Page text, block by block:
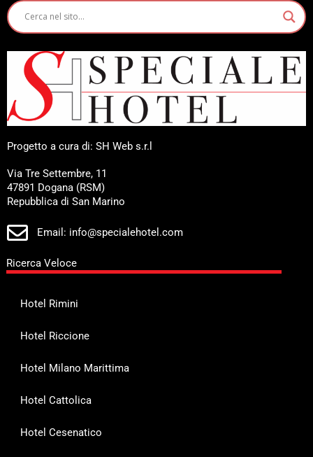
Progetto a cura di: SH Web s.r.l
Via Tre Settembre, 11
47891 Dogana (RSM)
Repubblica di San Marino
Email: info@specialehotel.com
Ricerca Veloce
Hotel Rimini
Hotel Riccione
Hotel Milano Marittima
Hotel Cattolica
Hotel Cesenatico